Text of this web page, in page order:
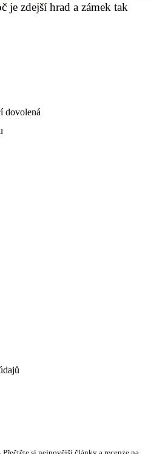
je zdejší hrad a zámek tak
dovolená